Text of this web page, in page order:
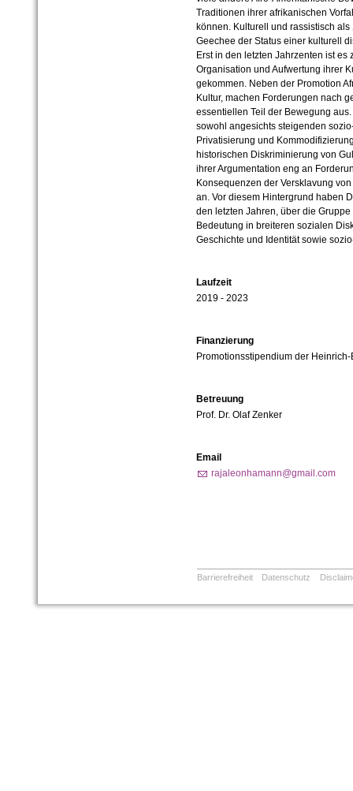
Traditionen ihrer afrikanischen
können. Kulturell und rassistisch als
Geechee der Status einer kulturell
Erst in den letzten Jahrzenten ist
Organisation und Aufwertung ihrer
gekommen. Neben der Promotion
Kultur, machen Forderungen nach
essentiellen Teil der Bewegung
sowohl angesichts steigenden
Privatisierung und
historischen Diskriminierung von
ihrer Argumentation eng an
Konsequenzen der Versklavung
an. Vor diesem Hintergrund haben
den letzten Jahren, über die
Bedeutung in breiteren sozialen
Geschichte und Identität sowie
Laufzeit
2019 - 2023
Finanzierung
Promotionsstipendium der
Betreuung
Prof. Dr. Olaf Zenker
Email
rajaleonhamann@gmail.com
Barrierefreiheit Datenschutz